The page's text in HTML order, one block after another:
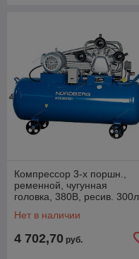
Компрессор 3-х поршн.,
ременной, чугунная
головка, 380В, ресив. 300л,
NCE300/800
Нет в наличии
4 702,70 руб.